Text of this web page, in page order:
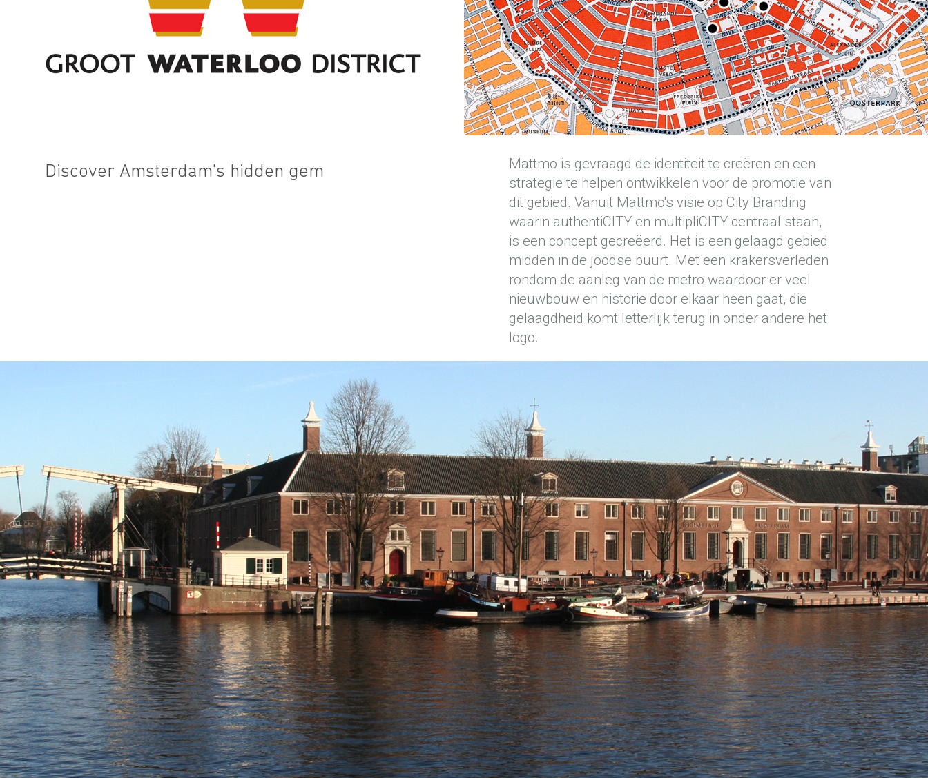
Discover Amsterdam's hidden gem
Mattmo is gevraagd de identiteit te creëren en een
strategie te helpen ontwikkelen voor de promotie van
dit gebied. Vanuit Mattmo's visie op City Branding
waarin authentiCITY en multipliCITY centraal staan,
is een concept gecreëerd. Het is een gelaagd gebied
midden in de joodse buurt. Met een krakersverleden
rondom de aanleg van de metro waardoor er veel
nieuwbouw en historie door elkaar heen gaat, die
gelaagdheid komt letterlijk terug in onder andere het
logo.